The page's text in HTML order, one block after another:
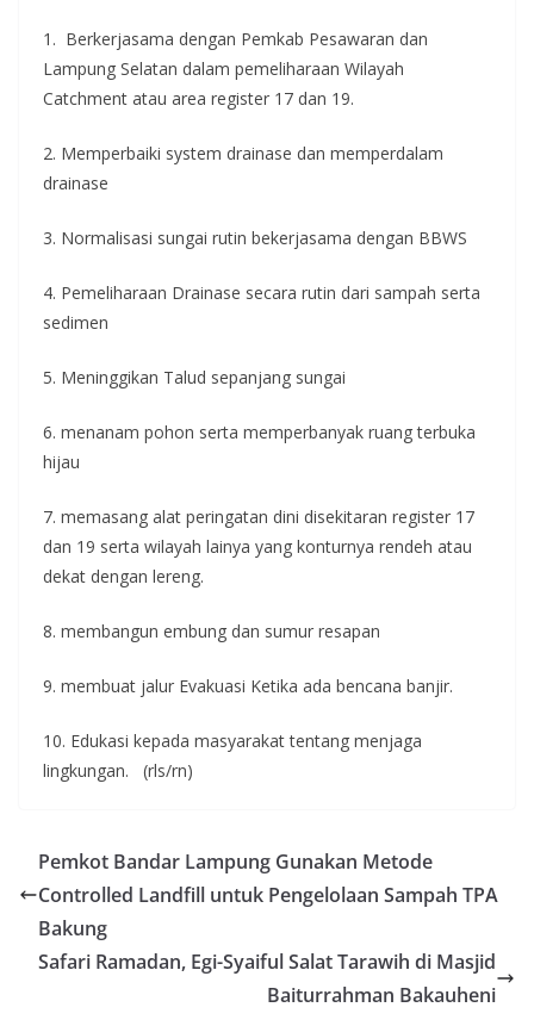
1. Berkerjasama dengan Pemkab Pesawaran dan
Lampung Selatan dalam pemeliharaan Wilayah
Catchment atau area register 17 dan 19.
2. Memperbaiki system drainase dan memperdalam
drainase
3. Normalisasi sungai rutin bekerjasama dengan BBWS
4. Pemeliharaan Drainase secara rutin dari sampah serta
sedimen
5. Meninggikan Talud sepanjang sungai
6. menanam pohon serta memperbanyak ruang terbuka
hijau
7. memasang alat peringatan dini disekitaran register 17
dan 19 serta wilayah lainya yang konturnya rendeh atau
dekat dengan lereng.
8. membangun embung dan sumur resapan
9. membuat jalur Evakuasi Ketika ada bencana banjir.
10. Edukasi kepada masyarakat tentang menjaga
lingkungan. (rls/rn)
Pemkot Bandar Lampung Gunakan Metode
Controlled Landfill untuk Pengelolaan Sampah TPA
Bakung
Safari Ramadan, Egi-Syaiful Salat Tarawih di Masjid
Baiturrahman Bakauheni